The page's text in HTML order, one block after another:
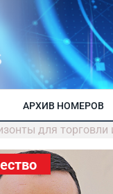
АРХИВ НОМЕРОВ
для торговли